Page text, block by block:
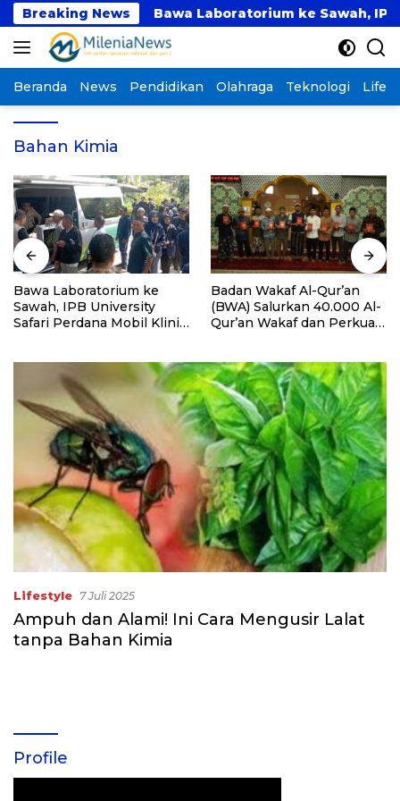
Langsung
ke
konten
Breaking News
Ini Bawa Laboratorium ke Sawah, IPB
Beranda News Pendidikan Olahraga Teknologi
Bahan Kimia
Bawa Laboratorium ke
Sawah, IPB University
Safari Perdana Mobil Klinik
Badan Wakaf Al-Qur’an
(BWA) Salurkan 40.000 Al-
Qur’an Wakaf dan Perkuat
Lifestyle 7 Juli 2025
Ampuh dan Alami! Ini Cara Mengusir Lalat
tanpa Bahan Kimia
Profile